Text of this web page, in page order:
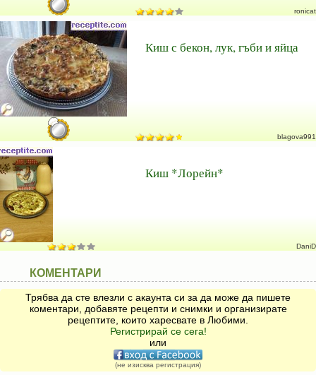
ronicat
Киш с бекон, лук, гъби и яйца
blagova991
Киш *Лорейн*
DaniD
КОМЕНТАРИ
Трябва да сте влезли с акаунта си за да може да пишете
коментари, добавяте рецепти и снимки и организирате
рецептите, които харесвате в Любими.
Регистрирай се сега!
или
(не изисква регистрация)